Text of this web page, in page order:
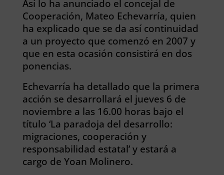
Así lo ha anunciado el concejal de
Cooperación, Mateo Echevarría, quien
ha explicado que se da así continuidad
a un proyecto que comenzó en 2007 y
que en esta ocasión consistirá en dos
ponencias.
Echevarría ha detallado que la primera
acción se desarrollará el jueves 6 de
noviembre a las 16.00 horas bajo el
título ‘La paradoja del desarrollo:
migraciones, cooperación y
responsabilidad estatal’ y estará a
cargo de Yoan Molinero.